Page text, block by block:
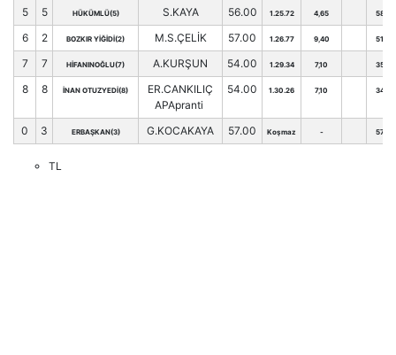
5 5 HÜKÜMLÜ(5) S.KAYA 56.00 1.25.72 4,65 58
6 2 BOZKIR YİĞİDİ(2) M.S.ÇELİK 57.00 1.26.77 9,40 51
7 7 HİFANINOĞLU(7) A.KURŞUN 54.00 1.29.34 7,10 35
8 8 İNAN OTUZYEDİ(8)
ER.CANKILIÇ
APApranti
54.00 1.30.26 7,10 34
0 3 ERBAŞKAN(3) G.KOCAKAYA 57.00 Koşmaz - 57
TL